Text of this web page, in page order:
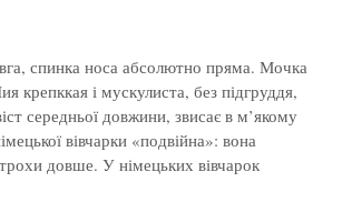
спинка носа абсолютно пряма. Мочка
крепккая і мускулиста, без підгруддя,
середньої довжини, звисає в м’якому
вівчарки «подвійна»: вона
довше. У німецьких вівчарок